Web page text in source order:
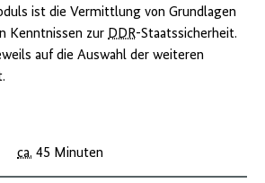
ist die Vermittlung von Grundlagen
Kenntnissen zur DDR-Staatssicherheit.
auf die Auswahl der weiteren
ca. 45 Minuten